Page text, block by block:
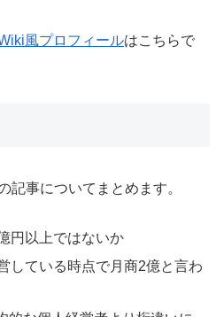
風プロフィールはこちらで
記事についてまとめます。
円以上ではないか
している時点で月商2億と言わ